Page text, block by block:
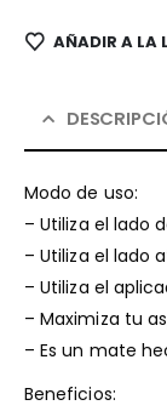
AÑADIR A LA
Modo de uso:
– Utiliza el lado
– Utiliza el lado
– Utiliza el
– Maximiza tu
– Es un mate
Beneficios: